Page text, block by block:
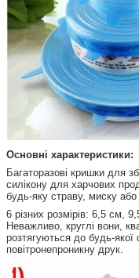
Основні характеристики:
Багаторазові кришки для
силікону для харчових
будь-яку страву, миску
6 різних розмірів: 6,5 см,
Неважливо, круглі вони,
розтягуються до будь-
повітронепроникну друк.